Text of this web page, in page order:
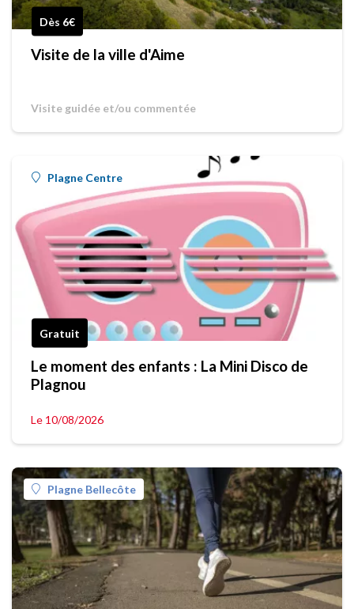
Dès 6€
Visite de la ville d'Aime
Visite guidée et/ou commentée
Plagne Centre
Gratuit
Le moment des enfants : La Mini Disco de
Plagnou
Le 10/08/2026
Plagne Bellecôte